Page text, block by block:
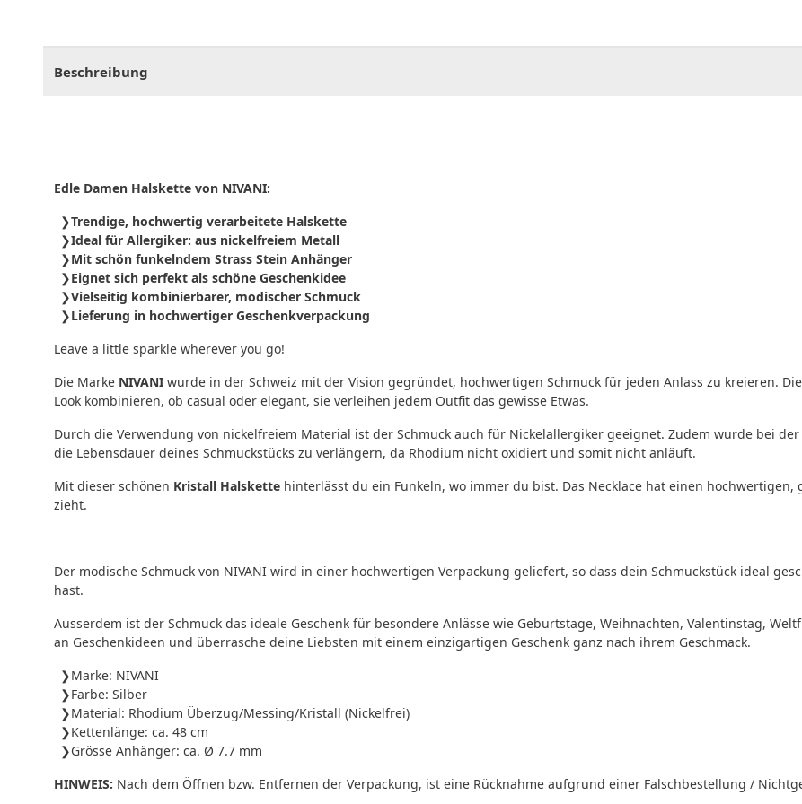
Beschreibung
Edle Damen Halskette von NIVANI:
Trendige, hochwertig verarbeitete Halskette
Ideal für Allergiker: aus nickelfreiem Metall
Mit schön funkelndem Strass Stein Anhänger
Eignet sich perfekt als schöne Geschenkidee
Vielseitig kombinierbarer, modischer Schmuck
Lieferung in hochwertiger Geschenkverpackung
Leave a little sparkle wherever you go!
Die Marke NIVANI wurde in der Schweiz mit der Vision gegründet, hochwertigen Schmuck für jeden Anlass zu kreieren.
Look kombinieren, ob casual oder elegant, sie verleihen jedem Outfit das gewisse Etwas.
Durch die Verwendung von nickelfreiem Material ist der Schmuck auch für Nickelallergiker geeignet. Zudem wurde bei
die Lebensdauer deines Schmuckstücks zu verlängern, da Rhodium nicht oxidiert und somit nicht anläuft.
Mit dieser schönen Kristall Halskette hinterlässt du ein Funkeln, wo immer du bist. Das Necklace hat einen hochwertigen,
zieht.
Der modische Schmuck von NIVANI wird in einer hochwertigen Verpackung geliefert, so dass dein Schmuckstück ideal
hast.
Ausserdem ist der Schmuck das ideale Geschenk für besondere Anlässe wie Geburtstage, Weihnachten, Valentinstag,
an Geschenkideen und überrasche deine Liebsten mit einem einzigartigen Geschenk ganz nach ihrem Geschmack.
Marke: NIVANI
Farbe: Silber
Material: Rhodium Überzug/Messing/Kristall (Nickelfrei)
Kettenlänge: ca. 48 cm
Grösse Anhänger: ca. Ø 7.7 mm
HINWEIS: Nach dem Öffnen bzw. Entfernen der Verpackung, ist eine Rücknahme aufgrund einer Falschbestellung /